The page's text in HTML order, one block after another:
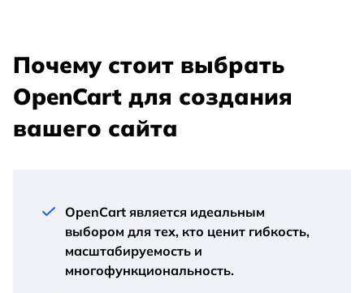
Почему стоит выбрать
OpenCart для создания
вашего сайта
OpenCart является идеальным
выбором для тех, кто ценит гибкость,
масштабируемость и
многофункциональность.